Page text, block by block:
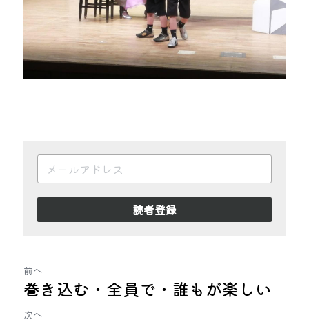
読者登録
前へ
巻き込む・全員で・誰もが楽しい
次へ